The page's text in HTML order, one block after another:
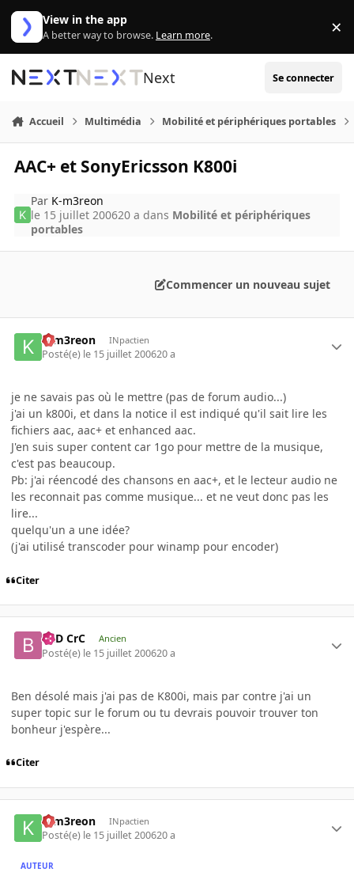
Aller au contenu
View in the app
A better way to browse. Learn more. ×
Next Se connecter
Accueil Multimédia Mobilité et périphériques portables
AAC+ et SonyEricsson K800i
Par K-m3reon
le 15 juillet 200620 a dans Mobilité et périphériques
portables
Commencer un nouveau sujet
K-m3reon INpactien
Posté(e) le 15 juillet 200620 a
je ne savais pas où le mettre (pas de forum audio...)
j'ai un k800i, et dans la notice il est indiqué qu'il sait lire les
fichiers aac, aac+ et enhanced aac.
J'en suis super content car 1go pour mettre de la musique,
c'est pas beaucoup.
Pb: j'ai réencodé des chansons en aac+, et le lecteur audio ne
les reconnait pas comme musique... et ne veut donc pas les
lire...
quelqu'un a une idée?
(j'ai utilisé transcoder pour winamp pour encoder)
Citer
BaD CrC Ancien
Posté(e) le 15 juillet 200620 a
Ben désolé mais j'ai pas de K800i, mais par contre j'ai un
super topic sur le forum ou tu devrais pouvoir trouver ton
bonheur j'espère...
Citer
K-m3reon INpactien
Posté(e) le 15 juillet 200620 a
AUTEUR